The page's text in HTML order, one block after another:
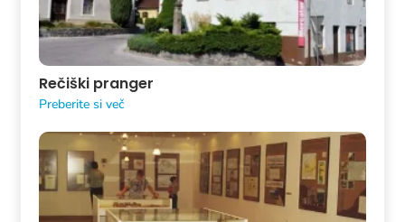
Rečiški pranger
Preberite si več